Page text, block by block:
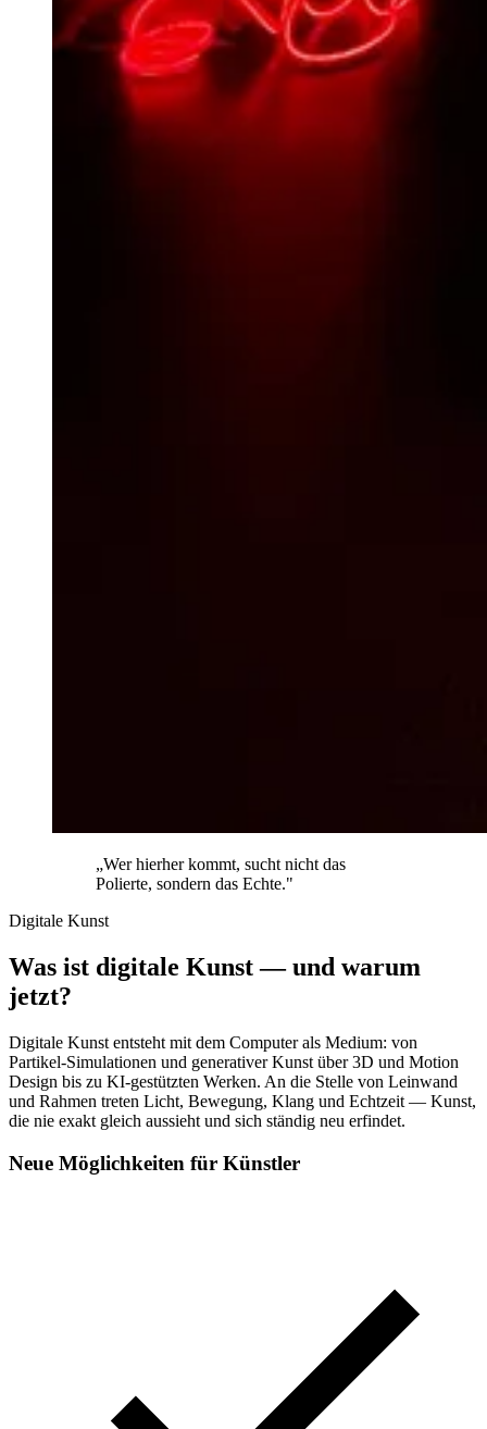
„Wer hierher kommt, sucht nicht das
Polierte, sondern das Echte."
Digitale Kunst
Was ist digitale Kunst — und warum
jetzt?
Digitale Kunst entsteht mit dem Computer als Medium: von
Partikel-Simulationen und generativer Kunst über 3D und Motion
Design bis zu KI-gestützten Werken. An die Stelle von Leinwand
und Rahmen treten Licht, Bewegung, Klang und Echtzeit — Kunst,
die nie exakt gleich aussieht und sich ständig neu erfindet.
Neue Möglichkeiten für Künstler